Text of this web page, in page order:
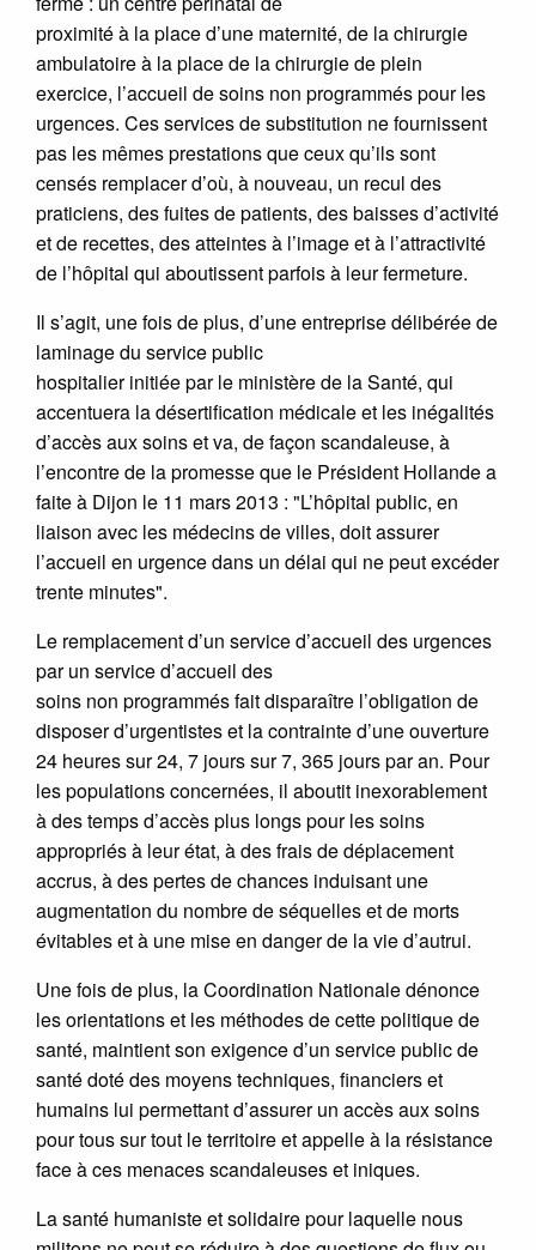
proximité à la place d’une maternité, de la chirurgie
ambulatoire à la place de la chirurgie de plein
exercice, l’accueil de soins non programmés pour les
urgences. Ces services de substitution ne fournissent
pas les mêmes prestations que ceux qu’ils sont
censés remplacer d’où, à nouveau, un recul des
praticiens, des fuites de patients, des baisses d’activité
et de recettes, des atteintes à l’image et à l’attractivité
de l’hôpital qui aboutissent parfois à leur fermeture.
Il s’agit, une fois de plus, d’une entreprise délibérée de
laminage du service public
hospitalier initiée par le ministère de la Santé, qui
accentuera la désertification médicale et les inégalités
d’accès aux soins et va, de façon scandaleuse, à
l’encontre de la promesse que le Président Hollande a
faite à Dijon le 11 mars 2013 : "L’hôpital public, en
liaison avec les médecins de villes, doit assurer
l’accueil en urgence dans un délai qui ne peut excéder
trente minutes".
Le remplacement d’un service d’accueil des urgences
par un service d’accueil des
soins non programmés fait disparaître l’obligation de
disposer d’urgentistes et la contrainte d’une ouverture
24 heures sur 24, 7 jours sur 7, 365 jours par an. Pour
les populations concernées, il aboutit inexorablement
à des temps d’accès plus longs pour les soins
appropriés à leur état, à des frais de déplacement
accrus, à des pertes de chances induisant une
augmentation du nombre de séquelles et de morts
évitables et à une mise en danger de la vie d’autrui.
Une fois de plus, la Coordination Nationale dénonce
les orientations et les méthodes de cette politique de
santé, maintient son exigence d’un service public de
santé doté des moyens techniques, financiers et
humains lui permettant d’assurer un accès aux soins
pour tous sur tout le territoire et appelle à la résistance
face à ces menaces scandaleuses et iniques.
La santé humaniste et solidaire pour laquelle nous